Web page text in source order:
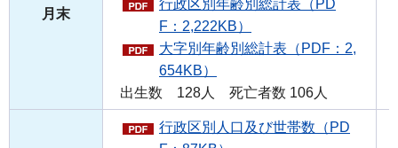
月末
行政区別年齢別総計表（PD
F：2,222KB）
大字別年齢別総計表（PDF：2,
654KB）
出生数 128人 死亡者数 106人
行政区別人口及び世帯数（PD